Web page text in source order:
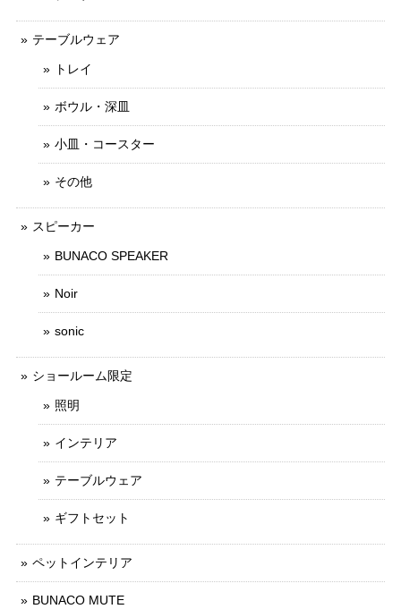
テーブルウェア
トレイ
ボウル・深皿
小皿・コースター
その他
スピーカー
BUNACO SPEAKER
Noir
sonic
ショールーム限定
照明
インテリア
テーブルウェア
ギフトセット
ペットインテリア
BUNACO MUTE